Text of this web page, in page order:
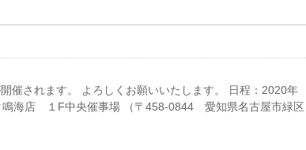
催されます。 よろしくお願いいたします。 日程：2020年
鳴海店 １F中央催事場 （〒458-0844 愛知県名古屋市緑区